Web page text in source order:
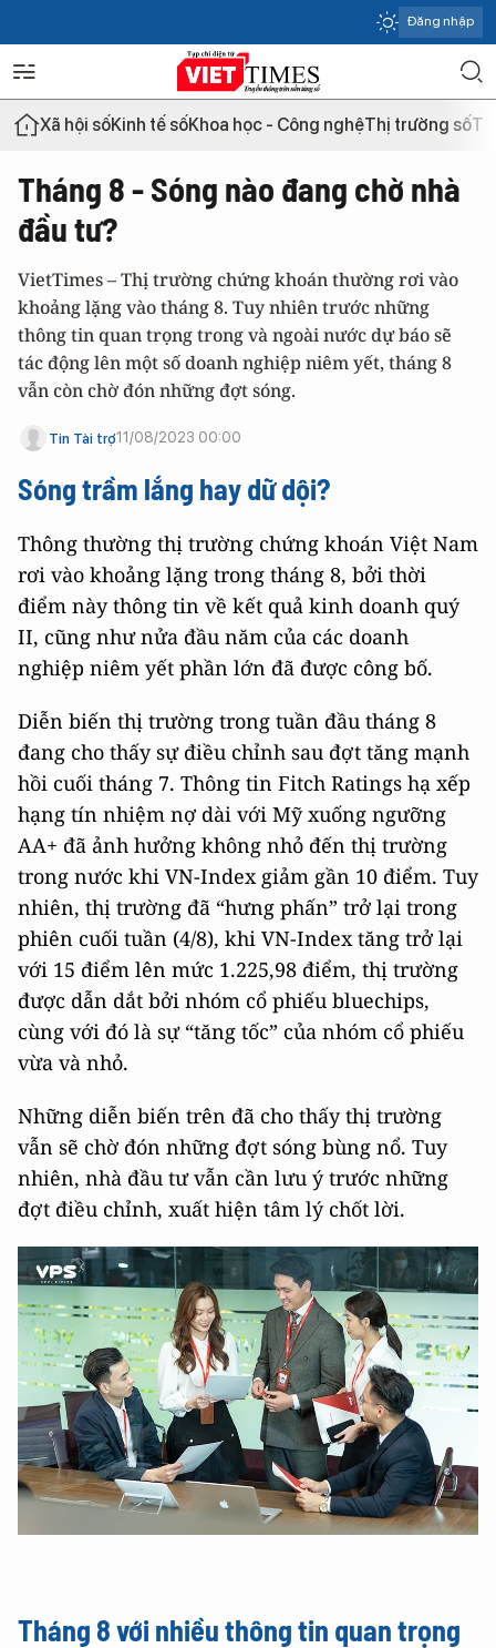
Đăng nhập
Xã hội sốKinh tế sốKhoa học - Công nghệThị trường số
Tháng 8 - Sóng nào đang chờ nhà
đầu tư?
VietTimes – Thị trường chứng khoán thường rơi vào
khoảng lặng vào tháng 8. Tuy nhiên trước những
thông tin quan trọng trong và ngoài nước dự báo sẽ
tác động lên một số doanh nghiệp niêm yết, tháng 8
vẫn còn chờ đón những đợt sóng.
Tin Tài trợ11/08/2023 00:00
Sóng trầm lắng hay dữ dội?
Thông thường thị trường chứng khoán Việt Nam
rơi vào khoảng lặng trong tháng 8, bởi thời
điểm này thông tin về kết quả kinh doanh quý
II, cũng như nửa đầu năm của các doanh
nghiệp niêm yết phần lớn đã được công bố.
Diễn biến thị trường trong tuần đầu tháng 8
đang cho thấy sự điều chỉnh sau đợt tăng mạnh
hồi cuối tháng 7. Thông tin Fitch Ratings hạ xếp
hạng tín nhiệm nợ dài với Mỹ xuống ngưỡng
AA+ đã ảnh hưởng không nhỏ đến thị trường
trong nước khi VN-Index giảm gần 10 điểm. Tuy
nhiên, thị trường đã “hưng phấn” trở lại trong
phiên cuối tuần (4/8), khi VN-Index tăng trở lại
với 15 điểm lên mức 1.225,98 điểm, thị trường
được dẫn dắt bởi nhóm cổ phiếu bluechips,
cùng với đó là sự “tăng tốc” của nhóm cổ phiếu
vừa và nhỏ.
Những diễn biến trên đã cho thấy thị trường
vẫn sẽ chờ đón những đợt sóng bùng nổ. Tuy
nhiên, nhà đầu tư vẫn cần lưu ý trước những
đợt điều chỉnh, xuất hiện tâm lý chốt lời.
Tháng 8 với nhiều thông tin quan trọng